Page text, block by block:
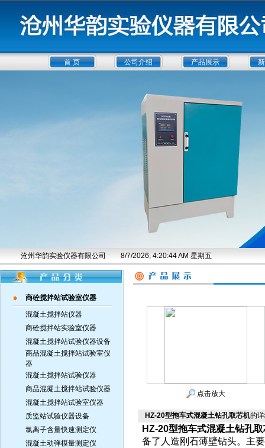
首 页 公司介绍 产品展示
沧州华韵实验仪器有限公司 8/7/2026, 4:20:45 AM 星期五
商砼搅拌站试验室仪器
混凝土搅拌站仪器
商砼搅拌站实验室仪器
混凝土搅拌站试验仪器设备
商品混凝土搅拌站试验室仪
器
混凝土搅拌站试验仪器
商品混凝土搅拌站试验仪器
混凝土搅拌站试验室仪器
质监站试验仪器设备
氯离子含量快速测定仪
混凝土动弹模量测定仪
点击放大
HZ-20型拖车式混凝土钻孔取芯机的
HZ-20型拖车式混凝土钻孔
备了人造刚石薄壁钻头。主